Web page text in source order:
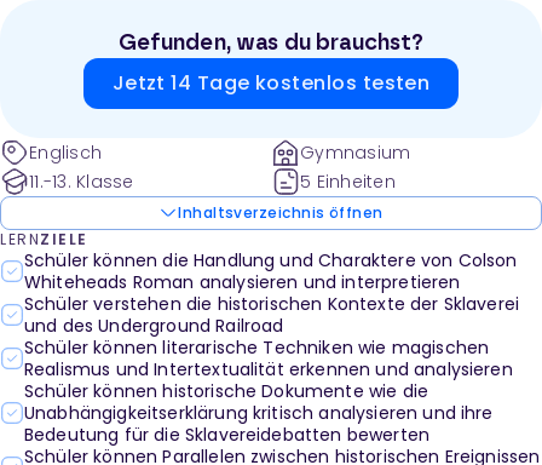
Sklaverei und des Underground Railroad, Filmanalysen,
Diskussionsaufgaben und Rechercheprojekte, die
historische Kontexte wie die Sklaverei, die
zeitgenössische Rassismusfragen behandeln.
Gefunden, was du brauchst?
Jetzt 14 Tage kostenlos testen
Englisch
11.-13. Klasse
Gymnasium
5 Einheiten
Inhaltsverzeichnis öffnen
LERNZIELE
Schüler können die Handlung und Charaktere von Colson
Whiteheads Roman analysieren und interpretieren
Schüler verstehen die historischen Kontexte der Sklaverei
und des Underground Railroad
Schüler können literarische Techniken wie magischen
Realismus und Intertextualität erkennen und analysieren
Schüler können historische Dokumente wie die
Unabhängigkeitserklärung kritisch analysieren und ihre
Bedeutung für die Sklavereidebatten bewerten
Schüler können Parallelen zwischen historischen Ereignissen